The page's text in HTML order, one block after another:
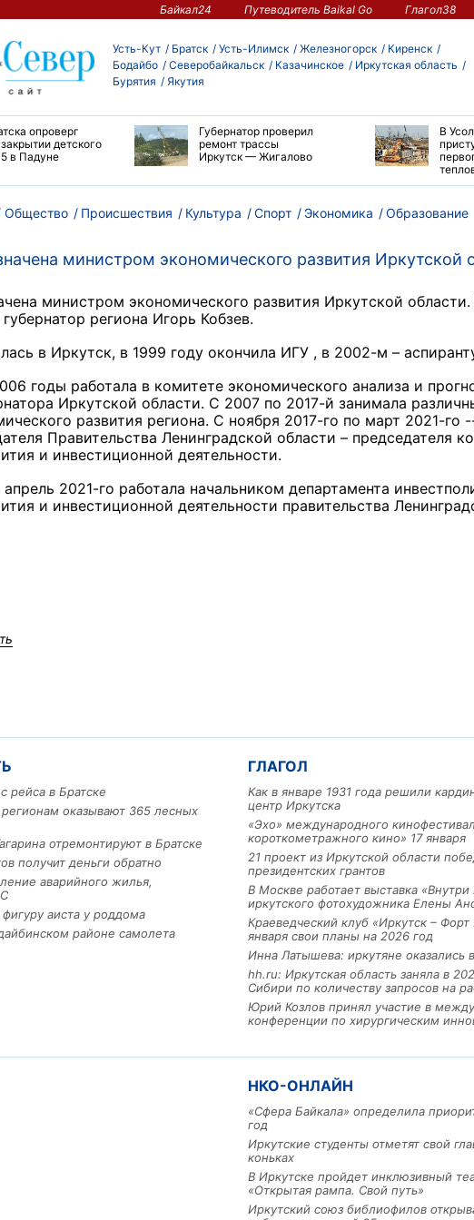
Байкал24 Путеводитель Baikal Go Глагол38
Усть-Кут Братск Усть-Илимск Железногорск
Киренск
Бодайбо
Северобайкальск Казачинское
Иркутская область
Бурятия
Якутия
опроверг
детского
в Падуне
Губернатор проверил
ремонт трассы
Иркутск — Жигалово
В
Общество Происшествия Культура Спорт Экономика Образование
министром экономического развития Иркутской
министром экономического развития Иркутской области.
региона Игорь Кобзев.
в Иркутск, в 1999 году окончила ИГУ , в 2002-м –
годы работала в комитете экономического анализа и
Иркутской области. С 2007 по 2017-й занимала
развития региона. С ноября 2017-го по март 2021-го
Правительства Ленинградской области – председателя
и инвестиционной деятельности.
2021-го работала начальником департамента
и инвестиционной деятельности правительства
рейса в Братске
оказывают 365 лесных
отремонтируют в Братске
получит деньги обратно
аварийного жилья,
фигуру аиста у роддома
районе самолета
ГЛАГОЛ
Как в январе 1931 года решили
центр Иркутска
«Эхо» международного
короткометражного кино» 17 января
21 проект из Иркутской области
президентских грантов
В Москве работает выставка «Внутри
иркутского фотохудожника Елены
Краеведческий клуб «Иркутск – Форт
января свои планы на 2026 год
Инна Латышева: иркутяне оказались
hh.ru: Иркутская область заняла в
Сибири по количеству запросов на
Юрий Козлов принял участие в
конференции по хирургическим
НКО-ОНЛАЙН
«Сфера Байкала» определила
год
Иркутские студенты отметят свой
коньках
В Иркутске пройдет инклюзивный
«Открытая рампа. Свой путь»
Иркутский союз библиофилов
рублей
3 фото